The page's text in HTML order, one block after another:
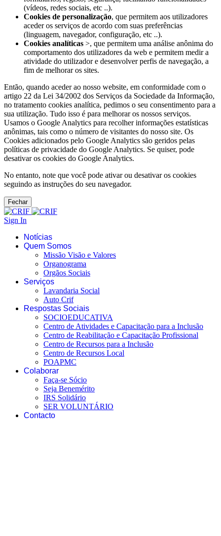
(vídeos, redes sociais, etc ..).
Cookies de personalização, que permitem aos utilizadores
aceder os serviços de acordo com suas preferências
(linguagem, navegador, configuração, etc ..).
Cookies analíticas >, que permitem uma análise anônima do
comportamento dos utilizadores da web e permitem medir a
atividade do utilizador e desenvolver perfis de navegação, a
fim de melhorar os sites.
Então, quando aceder ao nosso website, em conformidade com o
artigo 22 da Lei 34/2002 dos Serviços da Sociedade da Informação,
no tratamento cookies analítica, pedimos o seu consentimento para a
sua utilização. Tudo isso é para melhorar os nossos serviços.
Usamos o Google Analytics para recolher informações estatísticas
anônimas, tais como o número de visitantes do nosso site. Os
Cookies adicionados pelo Google Analytics são geridos pelas
políticas de privacidade do Google Analytics. Se quiser, pode
desativar os cookies do Google Analytics.
No entanto, note que você pode ativar ou desativar os cookies
seguindo as instruções do seu navegador.
Fechar
Sign In
Notícias
Quem Somos
Missão Visão e Valores
Organograma
Orgãos Sociais
Serviços
Lavandaria Social
Auto Crif
Respostas Sociais
SOCIOEDUCATIVA
Centro de Atividades e Capacitação para a Inclusão
Centro de Reabilitação e Capacitação Profissional
Centro de Recursos para a Inclusão
Centro de Recursos Local
POAPMC
Colaborar
Faça-se Sócio
Seja Benemérito
IRS Solidário
SER VOLUNTÁRIO
Contacto